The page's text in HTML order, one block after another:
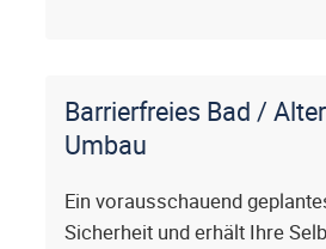
Barrierfreies Bad /
Umbau
Ein vorausschauend
Sicherheit und erhält Ihre